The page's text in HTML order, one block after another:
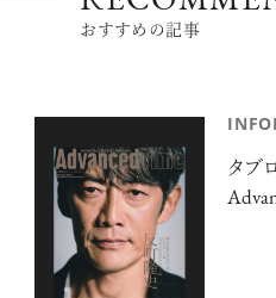
おすすめの記事
タブ